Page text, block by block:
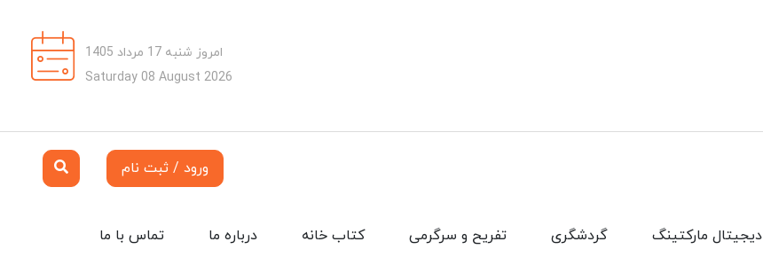
امروز شنبه 17 مرداد 1405
Saturday 08 August 2026
ورود / ثبت نام
تماس با ما درباره ما کتاب خانه تفریح و سرگرمی گردشگری دیجیتال مارکتینگ